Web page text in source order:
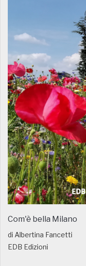
Com'è bella Milano
di Albertina Fancetti
EDB Edizioni